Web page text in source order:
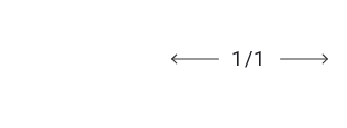
1 /1